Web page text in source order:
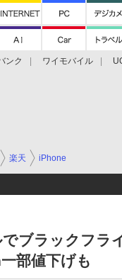
ンク ワイモバイル
楽天 iPhone
ブラックフラ
部値下げも